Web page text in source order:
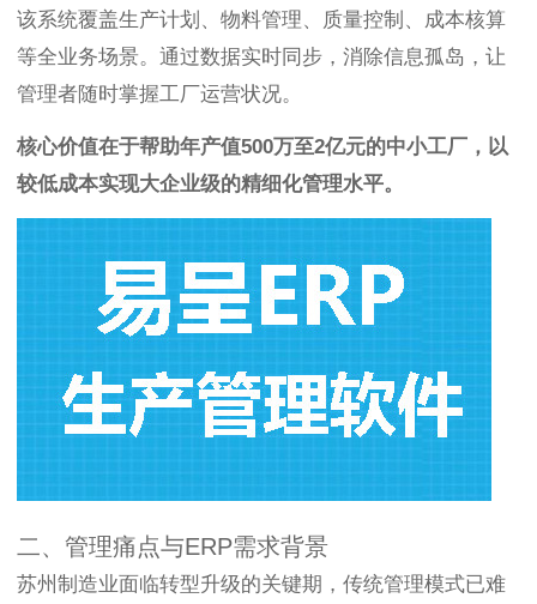
该系统覆盖生产计划、物料管理、质量控制、成本核算
等全业务场景。通过数据实时同步，消除信息孤岛，让
管理者随时掌握工厂运营状况。
核心价值在于帮助年产值500万至2亿元的中小工厂，以
较低成本实现大企业级的精细化管理水平。
二、管理痛点与ERP需求背景
苏州制造业面临转型升级的关键期，传统管理模式已难